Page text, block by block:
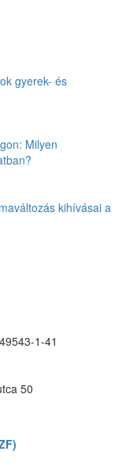
gyerek- és
Milyen
kihívásai a
1-41
50